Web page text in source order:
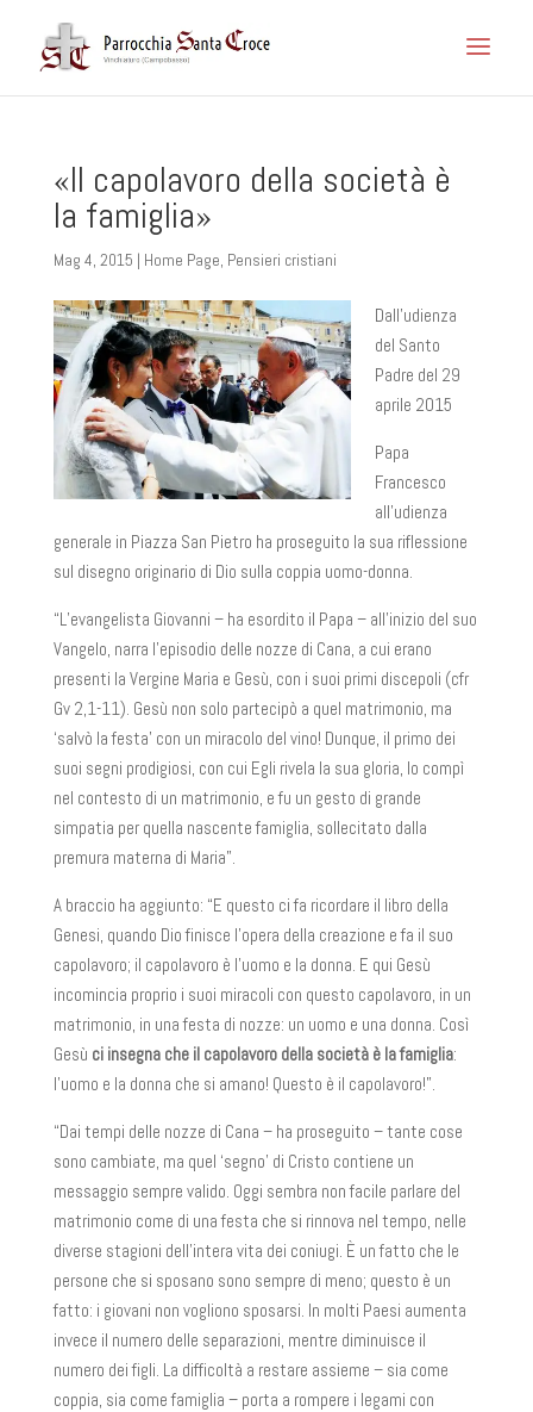
«Il capolavoro della società è
la famiglia»
Mag 4, 2015 | Home Page, Pensieri cristiani
Dall’udienza
del Santo
Padre del 29
aprile 2015
Papa
Francesco
all’udienza
generale in Piazza San Pietro ha proseguito la sua riflessione
sul disegno originario di Dio sulla coppia uomo-donna.
“L’evangelista Giovanni – ha esordito il Papa – all’inizio del suo
Vangelo, narra l’episodio delle nozze di Cana, a cui erano
presenti la Vergine Maria e Gesù, con i suoi primi discepoli (cfr
Gv 2,1-11). Gesù non solo partecipò a quel matrimonio, ma
‘salvò la festa’ con un miracolo del vino! Dunque, il primo dei
suoi segni prodigiosi, con cui Egli rivela la sua gloria, lo compì
nel contesto di un matrimonio, e fu un gesto di grande
simpatia per quella nascente famiglia, sollecitato dalla
premura materna di Maria”.
A braccio ha aggiunto: “E questo ci fa ricordare il libro della
Genesi, quando Dio finisce l’opera della creazione e fa il suo
capolavoro; il capolavoro è l’uomo e la donna. E qui Gesù
incomincia proprio i suoi miracoli con questo capolavoro, in un
matrimonio, in una festa di nozze: un uomo e una donna. Così
Gesù ci insegna che il capolavoro della società è la famiglia:
l’uomo e la donna che si amano! Questo è il capolavoro!”.
“Dai tempi delle nozze di Cana – ha proseguito – tante cose
sono cambiate, ma quel ‘segno’ di Cristo contiene un
messaggio sempre valido. Oggi sembra non facile parlare del
matrimonio come di una festa che si rinnova nel tempo, nelle
diverse stagioni dell’intera vita dei coniugi. È un fatto che le
persone che si sposano sono sempre di meno; questo è un
fatto: i giovani non vogliono sposarsi. In molti Paesi aumenta
invece il numero delle separazioni, mentre diminuisce il
numero dei figli. La difficoltà a restare assieme – sia come
coppia, sia come famiglia – porta a rompere i legami con